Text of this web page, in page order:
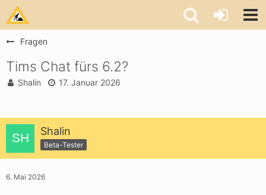
Fragen
Tims Chat fürs 6.2?
Shalin 17. Januar 2026
Shalin
Beta-Tester
6. Mai 2026